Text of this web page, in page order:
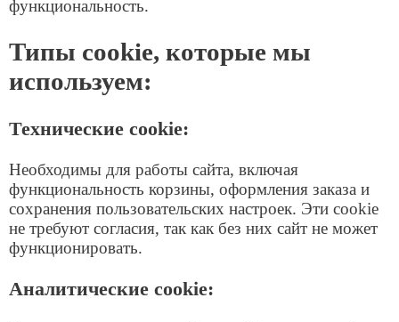
сеанса или выполнения функции (например,
Аналитические cookie Яндекс.Метрики
(например,_ym_uid,_ym_d
Передача данных:
Данные, собранные аналитическими cookie,
передаются в ООО «Яндекс» (ОГРН
1027739156972, Россия) для обработки в
серверах в Российской Федерации в соответствии с
ФЗ №152-ФЗ «О персональных данных».